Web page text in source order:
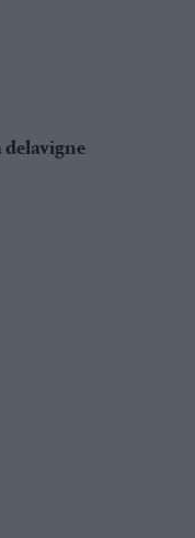
delavigne